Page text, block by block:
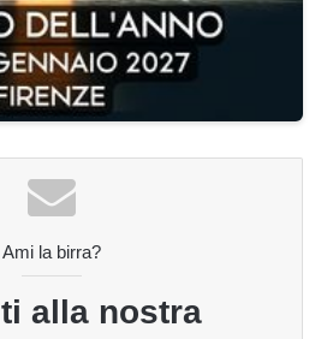
Ami la birra?
alla nostra